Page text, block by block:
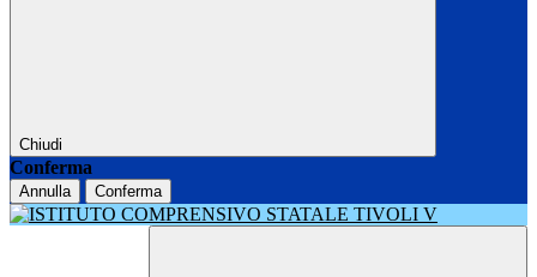
Chiudi
Conferma
Annulla Conferma